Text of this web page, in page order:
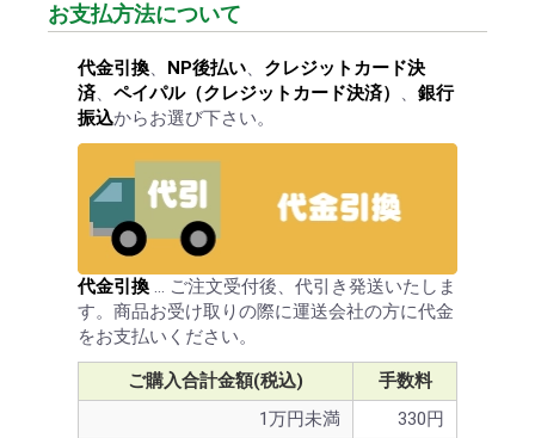
お支払方法について
代金引換、 NP後払い、 クレジットカード決
済、 ペイパル（クレジットカード決済） 、 銀行
振込からお選び下さい。
代金引換 … ご注文受付後、代引き発送いたしま
す。商品お受け取りの際に運送会社の方に代金
をお支払いください。
ご購入合計金額(税込)
手数料
1万円未満
330円